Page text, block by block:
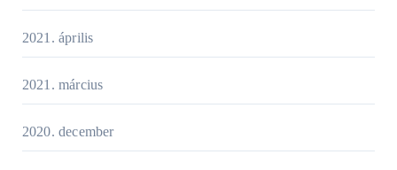
2021. április
2021. március
2020. december